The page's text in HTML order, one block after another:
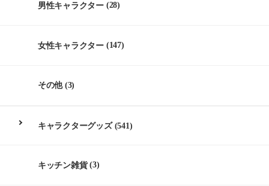
男性キャラクター (28)
女性キャラクター (147)
その他(3)
キャラクターグッズ(541)
キッチン雑貨(3)